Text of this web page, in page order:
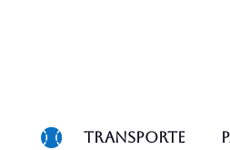

Transporte